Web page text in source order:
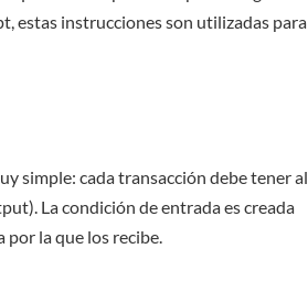
estas instrucciones son utilizadas para
simple: cada transacción debe tener al
La condición de entrada es creada
la que los recibe.